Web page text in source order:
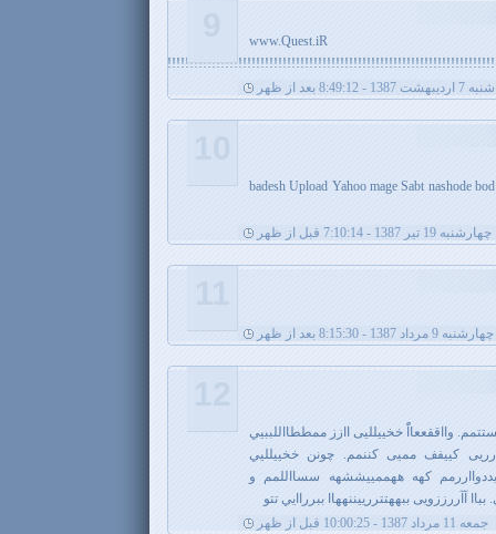
شنبه 7 اردیبهشت 1387 - 8:49:12 بعد از ظهر
badesh Upload Yahoo mage Sabt nashode
چهارشنبه 19 تیر 1387 - 7:10:14 قبل از ظهر
چهارشنبه 9 مرداد 1387 - 8:15:30 بعد از ظهر
وااققععااًً خخيیلليی اازز ممططااللببیي
کيیفف مميی کننمم. چونن خخيیللیي
کهه ههمميیششهه سسااللمم و
ببههتترريیننههاا ببرراایي تتو
جمعه 11 مرداد 1387 - 10:00:25 قبل از ظهر